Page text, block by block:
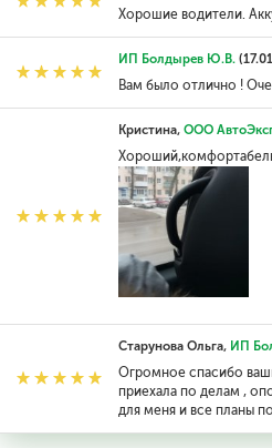
Хорошие водители.
ИП Болдырев Ю.В.
Вам было отлично !
Кристина, ООО
Старунова Ольга, ИП
Огромное спасибо
приехала по делам ,
для меня и все планы